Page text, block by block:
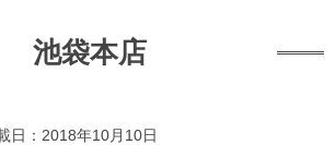
池袋本店
日：2018年10月10日